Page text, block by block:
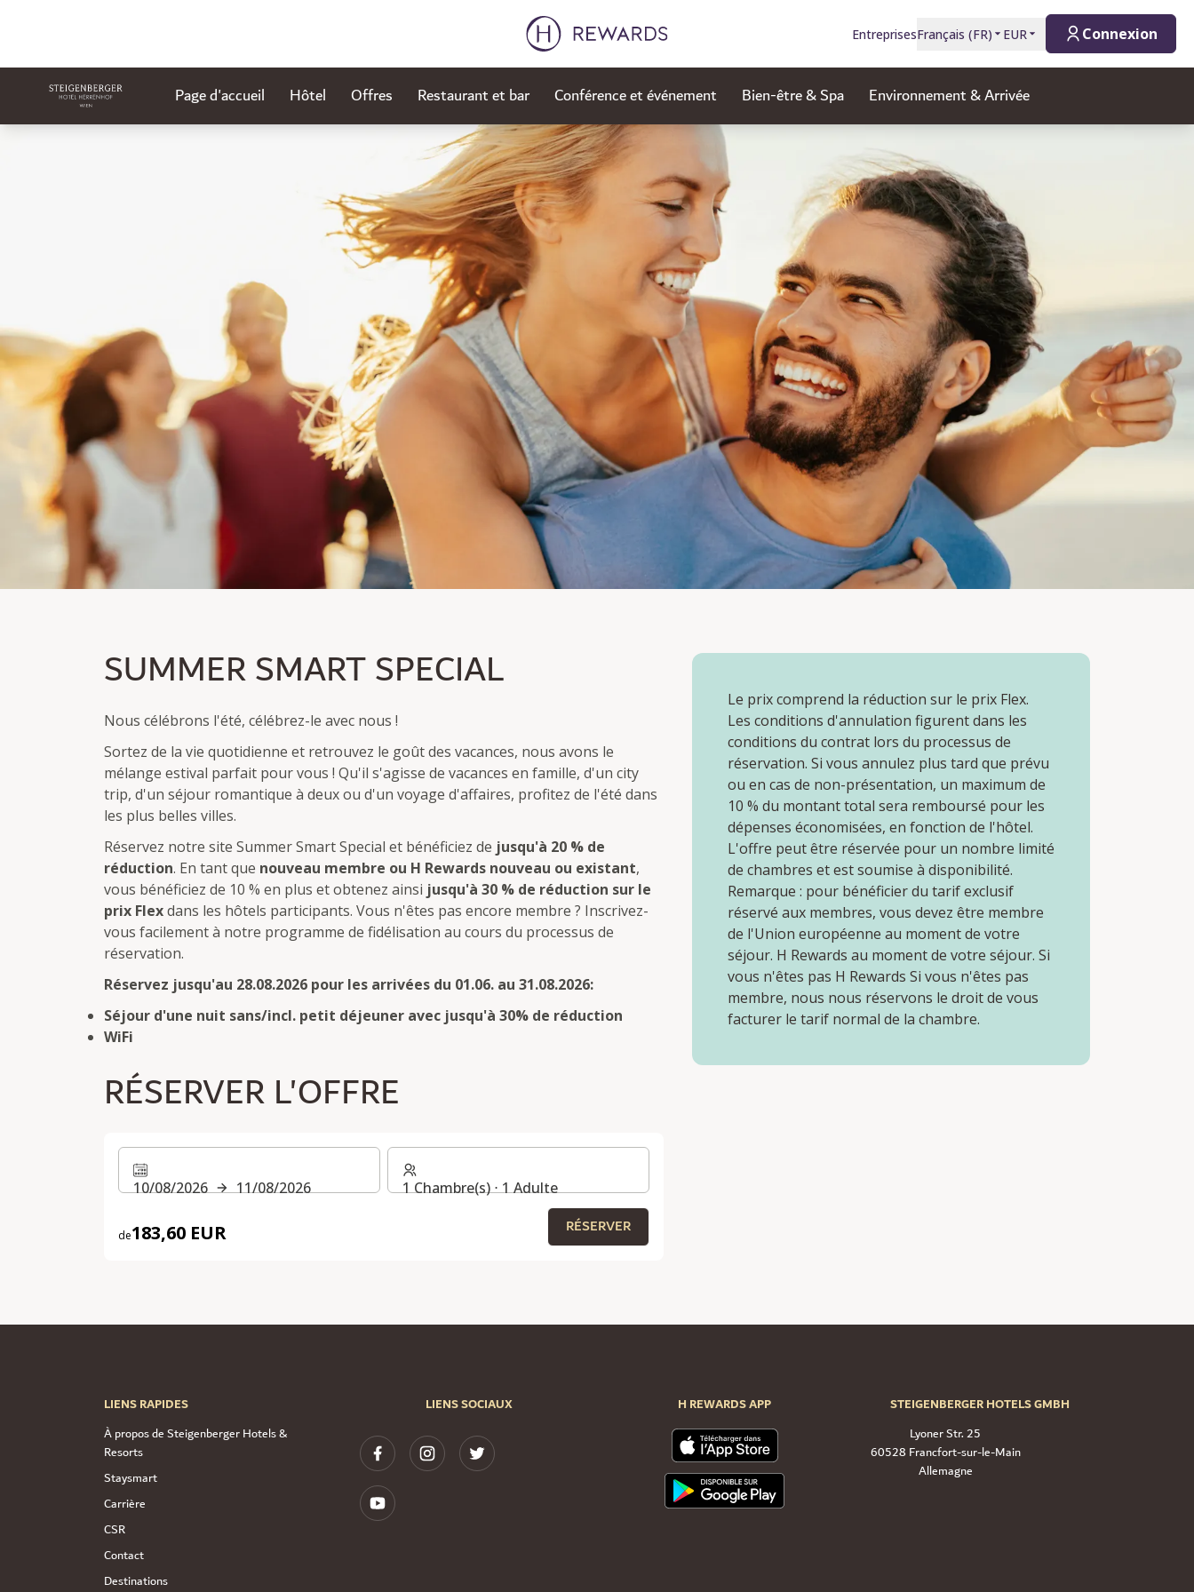
EntreprisesFrançais (FR) EUR Connexion
Page d'accueil Hôtel Offres Restaurant et bar Conférence et événement Bien-être & Spa Environnement & Arrivée
Devenez membre et économisez jusqu'à 30 %.
Nuitée excl./incl. petit déjeuner
SUMMER SMART SPECIAL
Nous célébrons l'été, célébrez-le avec nous !
Sortez de la vie quotidienne et retrouvez le goût des vacances, nous avons le
mélange estival parfait pour vous ! Qu'il s'agisse de vacances en famille, d'un city
trip, d'un séjour romantique à deux ou d'un voyage d'affaires, profitez de l'été dans
les plus belles villes.
Réservez notre site Summer Smart Special et bénéficiez de jusqu'à 20 % de
réduction. En tant que nouveau membre ou H Rewards nouveau ou existant,
vous bénéficiez de 10 % en plus et obtenez ainsi jusqu'à 30 % de réduction sur le
prix Flexdans les hôtels participants. Vous n'êtes pas encore membre ? Inscrivez-
vous facilement à notre programme de fidélisation au cours du processus de
réservation.
Réservez jusqu'au 28.08.2026 pour les arrivées du 01.06. au 31.08.2026:
Séjour d'une nuit sans/incl. petit déjeuner avec jusqu'à 30% de réduction
WiFi
RÉSERVER L'OFFRE
10/08/2026 11/08/2026
de183,60 EUR
1 Chambre(s) ⋅ 1 Adulte
RÉSERVER
Le prix comprend la réduction sur le prix Flex.
Les conditions d'annulation figurent dans les
conditions du contrat lors du processus de
réservation. Si vous annulez plus tard que prévu
ou en cas de non-présentation, un maximum de
10 % du montant total sera remboursé pour les
dépenses économisées, en fonction de l'hôtel.
L'offre peut être réservée pour un nombre limité
de chambres et est soumise à disponibilité.
Remarque : pour bénéficier du tarif exclusif
réservé aux membres, vous devez être membre
de l'Union européenne au moment de votre
séjour. H Rewards au moment de votre séjour. Si
vous n'êtes pas H Rewards Si vous n'êtes pas
membre, nous nous réservons le droit de vous
facturer le tarif normal de la chambre.
LIENS RAPIDES
À propos de Steigenberger Hotels &
Resorts
Staysmart
Carrière
CSR
Contact
Destinations
LIENS SOCIAUX H REWARDS APP
STEIGENBERGER HOTELS GMBH
Lyoner Str. 25
60528 Francfort-sur-le-Main
Allemagne